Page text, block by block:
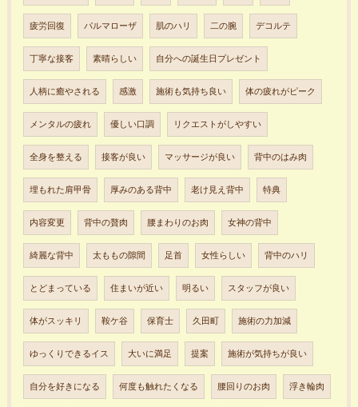
疲労回復 パルマローザ 肌のハリ 二の腕 デコルテ
丁寧な接客 素晴らしい 自分への誕生日プレゼント
人柄に癒やされる 感激 施術も気持ち良い 体の疲れがピーク
メンタルの疲れ 優しい口調 リクエストがしやすい
全身を整える 接客が良い マッサージが良い 背中のはみ肉
埋もれた肩甲骨 厚みのある背中 老け見え背中 特典
内容変更 背中の贅肉 腰まわりのお肉 女神の背中
綺麗な背中 太ももの隙間 足首 女性らしい 背中のハリ
とどまっている 住まいが近い 明るい スタッフが良い
体がスッキリ 鞍ケ谷 保育士 久田町 施術の力加減
ゆっくりできるイス 大いに満足 提案 施術が気持ちが良い
自分を好きになる 何度も触れたくなる 腰回りのお肉 浮き輪肉